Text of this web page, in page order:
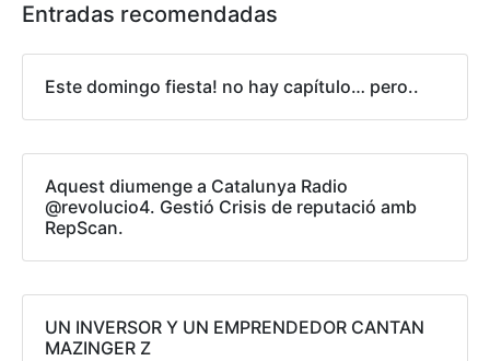
Entradas recomendadas
Este domingo fiesta! no hay capítulo… pero..
Aquest diumenge a Catalunya Radio
@revolucio4. Gestió Crisis de reputació amb
RepScan.
UN INVERSOR Y UN EMPRENDEDOR CANTAN
MAZINGER Z